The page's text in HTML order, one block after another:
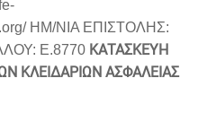
ΗΜ/ΝΙΑ ΕΠΙΣΤΟΛΗΣ:
Ε.8770 ΚΑΤΑΣΚΕΥΗ
ΚΛΕΙ∆ΑΡΙΩΝ ΑΣΦΑΛΕΙΑΣ